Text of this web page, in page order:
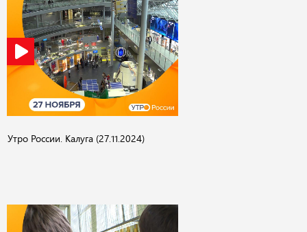
Утро России. Калуга (27.11.2024)